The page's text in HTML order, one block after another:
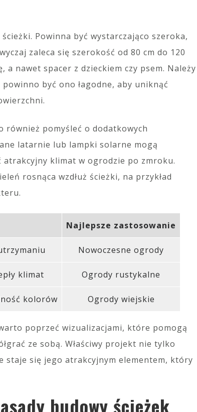
ścieżki. Powinna być wystarczająco szeroka,
zaleca się szerokość od 80 cm do 120
nawet spacer z dzieckiem czy psem. Należy
powinno być ono łagodne, aby uniknąć
pomyśleć o dodatkowych
latarnie lub lampki solarne mogą
atrakcyjny klimat w ogrodzie po zmroku.
rosnąca wzdłuż ścieżki, na przykład
Najlepsze zastosowanie
Nowoczesne ogrody
klimat Ogrody rustykalne
kolorów Ogrody wiejskie
poprzeć wizualizacjami, które pomogą
ze sobą. Właściwy projekt nie tylko
staje się jego atrakcyjnym elementem, który
budowy ścieżek